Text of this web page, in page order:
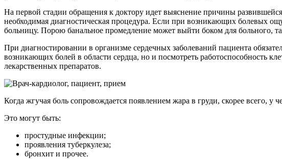
На первой стадии обращения к доктору идет выяснение причины
необходимая диагностическая процедура. Если при возникающих болевых
больницу. Порою банальное промедление может выйти боком для больного,
При диагностировании в организме сердечных заболеваний пациента
возникающих болей в области сердца, но и посмотреть работоспособность
лекарственных препаратов.
Когда жгучая боль сопровождается появлением жара в груди, скорее всего, у
Это могут быть:
простудные инфекции;
проявления туберкулеза;
бронхит и прочее.